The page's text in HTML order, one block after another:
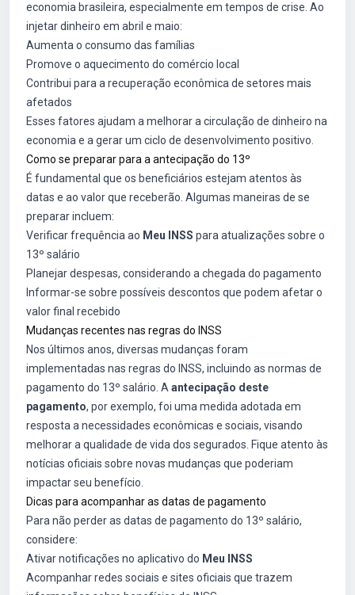
economia brasileira, especialmente em tempos de crise. Ao
injetar dinheiro em abril e maio:
Aumenta o consumo das famílias
Promove o aquecimento do comércio local
Contribui para a recuperação econômica de setores mais
afetados
Esses fatores ajudam a melhorar a circulação de dinheiro na
economia e a gerar um ciclo de desenvolvimento positivo.
Como se preparar para a antecipação do 13º
É fundamental que os beneficiários estejam atentos às
datas e ao valor que receberão. Algumas maneiras de se
preparar incluem:
Verificar frequência ao Meu INSS para atualizações sobre o
13º salário
Planejar despesas, considerando a chegada do pagamento
Informar-se sobre possíveis descontos que podem afetar o
valor final recebido
Mudanças recentes nas regras do INSS
Nos últimos anos, diversas mudanças foram
implementadas nas regras do INSS, incluindo as normas de
pagamento do 13º salário. A antecipação deste
pagamento, por exemplo, foi uma medida adotada em
resposta a necessidades econômicas e sociais, visando
melhorar a qualidade de vida dos segurados. Fique atento às
notícias oficiais sobre novas mudanças que poderiam
impactar seu benefício.
Dicas para acompanhar as datas de pagamento
Para não perder as datas de pagamento do 13º salário,
considere:
Ativar notificações no aplicativo do Meu INSS
Acompanhar redes sociais e sites oficiais que trazem